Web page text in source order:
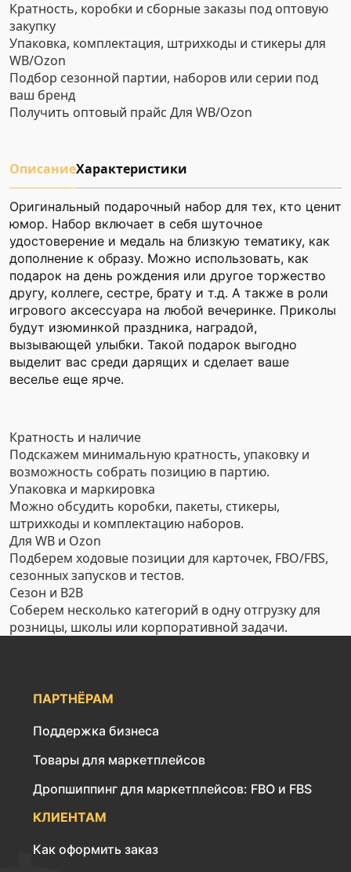
Кратность, коробки и сборные заказы под оптовую
закупку
Упаковка, комплектация, штрихкоды и стикеры для
WB/Ozon
Подбор сезонной партии, наборов или серии под
ваш бренд
Получить оптовый прайс Для WB/Ozon
ОписаниеХарактеристики
Оригинальный подарочный набор для тех, кто ценит
юмор. Набор включает в себя шуточное
удостоверение и медаль на близкую тематику, как
дополнение к образу. Можно использовать, как
подарок на день рождения или другое торжество
другу, коллеге, сестре, брату и т.д. А также в роли
игрового аксессуара на любой вечеринке. Приколы
будут изюминкой праздника, наградой,
вызывающей улыбки. Такой подарок выгодно
выделит вас среди дарящих и сделает ваше
веселье еще ярче.
Кратность и наличие
Подскажем минимальную кратность, упаковку и
возможность собрать позицию в партию.
Упаковка и маркировка
Можно обсудить коробки, пакеты, стикеры,
штрихкоды и комплектацию наборов.
Для WB и Ozon
Подберем ходовые позиции для карточек, FBO/FBS,
сезонных запусков и тестов.
Сезон и B2B
Соберем несколько категорий в одну отгрузку для
розницы, школы или корпоративной задачи.
ПАРТНЁРАМ
Поддержка бизнеса
Товары для маркетплейсов
Дропшиппинг для маркетплейсов: FBO и FBS
КЛИЕНТАМ
Как оформить заказ